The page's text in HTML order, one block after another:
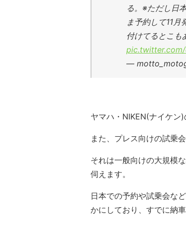
る。※ただし日
ま予約して11
付けてるとこも
pic.twitter.com/
—
ヤマハ・NIKEN(ナイケン
また、プレス向けの試乗
それは一般向けの大規模
伺えます。
日本での予約や試乗会な
かにしており、すでに納